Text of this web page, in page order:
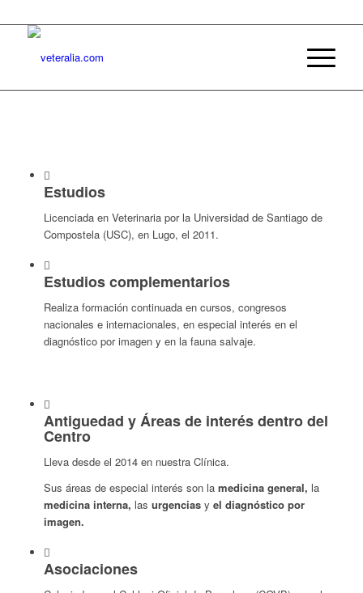
Estudios
Licenciada en Veterinaria por la Universidad de Santiago de
Compostela (USC), en Lugo, el 2011.
Estudios complementarios
Realiza formación continuada en cursos, congresos
nacionales e internacionales, en especial interés en el
diagnóstico por imagen y en la fauna salvaje.
Antiguedad y Áreas de interés dentro del
Centro
Lleva desde el 2014 en nuestra Clínica.
Sus áreas de especial interés son la medicina general, la
medicina interna, las urgencias y el diagnóstico por
imagen.
Asociaciones